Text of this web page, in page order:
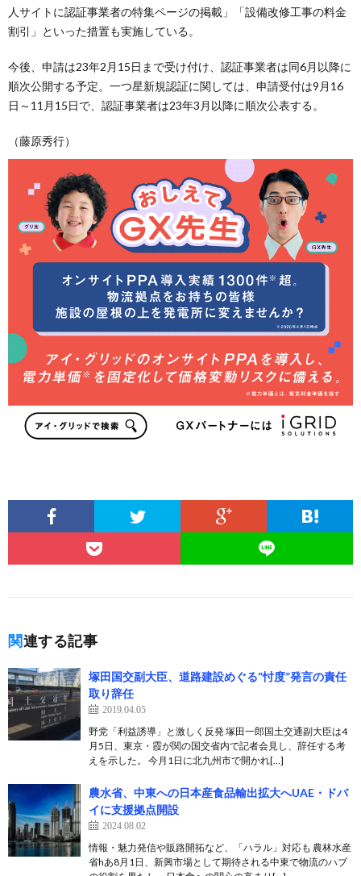
人サイトに認証事業者の特集ページの掲載」「設備改修工事の料金
割引」といった措置も実施している。
今後、申請は23年2月15日まで受け付け、認証事業者は同6月以降に
順次公開する予定。一つ星新規認証に関しては、申請受付は9月16
日～11月15日で、認証事業者は23年3月以降に順次公表する。
（藤原秀行）
関連する記事
塚田国交副大臣、道路建設めぐる“忖度”発言の責任
取り辞任
2019.04.05
野党「利益誘導」と激しく反発 塚田一郎国土交通副大臣は4
月5日、東京・霞が関の国交省内で記者会見し、辞任する考
えを示した。 今月1日に北九州市で開かれ[…]
農水省、中東への日本産食品輸出拡大へUAE・ドバ
イに支援拠点開設
2024.08.02
情報・魅力発信や販路開拓など、「ハラル」対応も 農林水産
省hあ8月1日、新興市場として期待される中東で物流のハブ